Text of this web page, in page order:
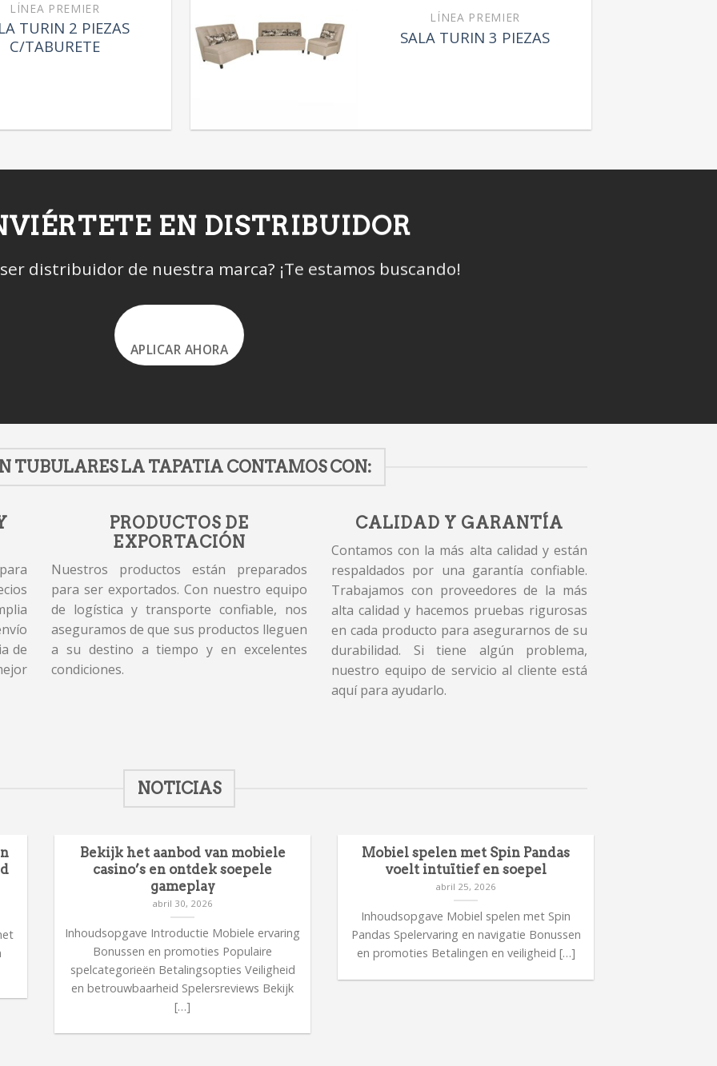
LÍNEA PREMIER
TURIN 2 PIEZAS
C/TABURETE
LÍNEA PREMIER
SALA TURIN 3 PIEZAS
EN DISTRIBUIDOR
distribuidor de nuestra marca? ¡Te estamos buscando!
APLICAR AHORA
TUBULARES LA TAPATIA CONTAMOS CON:
de
PRODUCTOS DE
EXPORTACIÓN
Nuestros productos están preparados
para ser exportados. Con nuestro equipo
de logística y transporte confiable, nos
aseguramos de que sus productos lleguen
a su destino a tiempo y en excelentes
condiciones.
CALIDAD Y GARANTÍA
Contamos con la más alta calidad y están
respaldados por una garantía confiable.
Trabajamos con proveedores de la más
alta calidad y hacemos pruebas rigurosas
en cada producto para asegurarnos de su
durabilidad. Si tiene algún problema,
nuestro equipo de servicio al cliente está
aquí para ayudarlo.
NOTICIAS
Bekijk het aanbod van mobiele
casino’s en ontdek soepele
gameplay
abril 30, 2026
Inhoudsopgave Introductie Mobiele ervaring
Bonussen en promoties Populaire
spelcategorieën Betalingsopties Veiligheid
en betrouwbaarheid Spelersreviews Bekijk
[…]
Mobiel spelen met Spin Pandas
voelt intuïtief en soepel
abril 25, 2026
Inhoudsopgave Mobiel spelen met Spin
Pandas Spelervaring en navigatie Bonussen
en promoties Betalingen en veiligheid […]